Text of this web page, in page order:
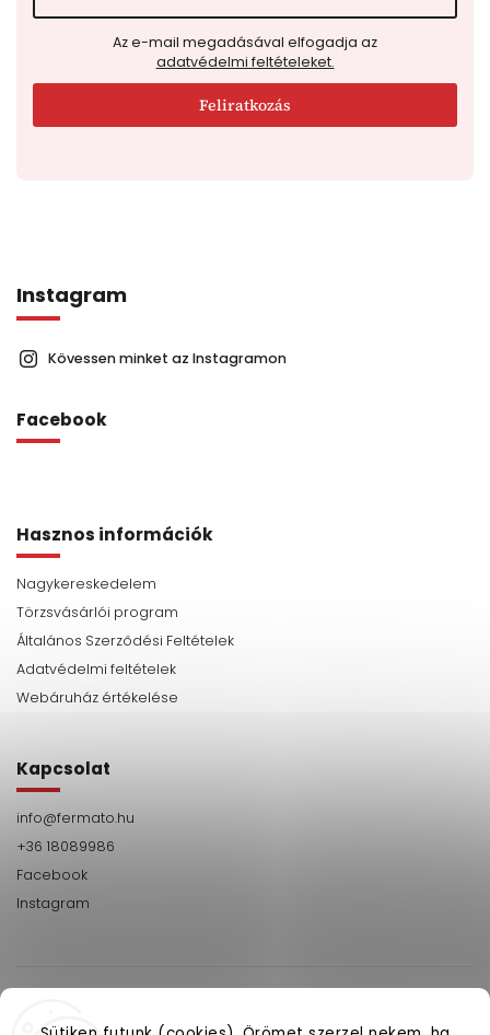
adatvédelmi feltételeket.
Feliratkozás
Instagram
Kövessen minket az Instagramon
Facebook
Hasznos információk
Nagykereskedelem
Törzsvásárlói program
Általános Szerződési Feltételek
Adatvédelmi feltételek
Webáruház értékelése
Kapcsolat
info@fermato.hu
+36 18089986
Facebook
Instagram